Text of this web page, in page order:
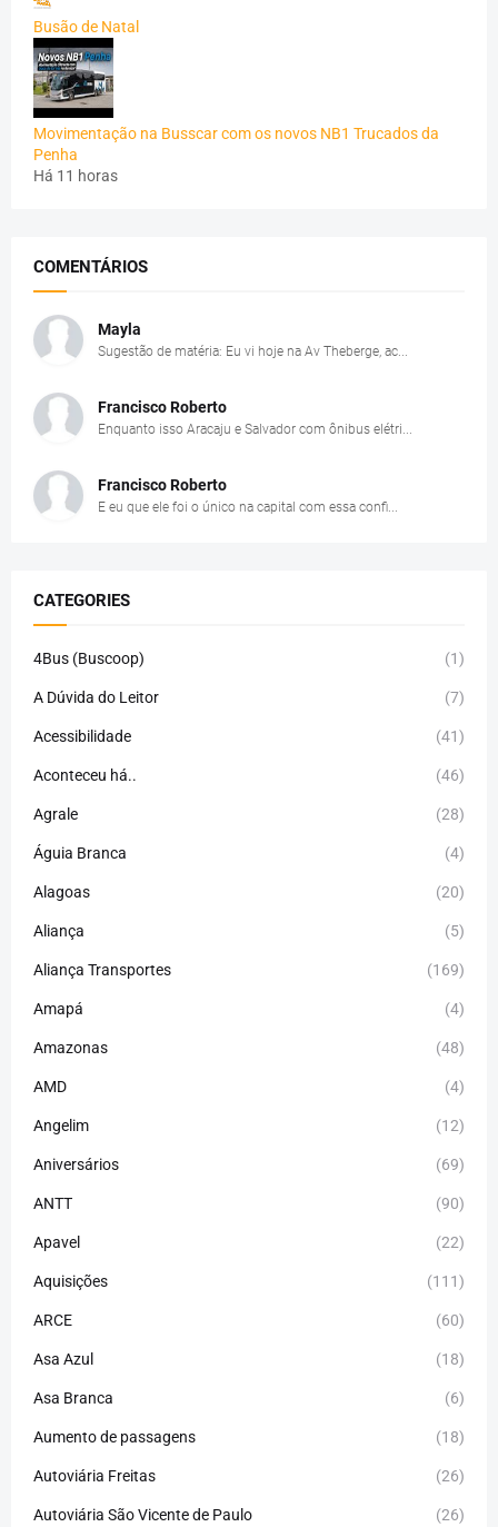
Busão de Natal
Movimentação na Busscar com os novos NB1 Trucados da
Penha
Há 11 horas
COMENTÁRIOS
Mayla
Sugestão de matéria: Eu vi hoje na Av Theberge, ac...
Francisco Roberto
Enquanto isso Aracaju e Salvador com ônibus elétri...
Francisco Roberto
E eu que ele foi o único na capital com essa confi...
CATEGORIES
4Bus (Buscoop) (1)
A Dúvida do Leitor (7)
Acessibilidade (41)
Aconteceu há.. (46)
Agrale (28)
Águia Branca (4)
Alagoas (20)
Aliança (5)
Aliança Transportes (169)
Amapá (4)
Amazonas (48)
AMD (4)
Angelim (12)
Aniversários (69)
ANTT (90)
Apavel (22)
Aquisições (111)
ARCE (60)
Asa Azul (18)
Asa Branca (6)
Aumento de passagens (18)
Autoviária Freitas (26)
Autoviária São Vicente de Paulo (26)